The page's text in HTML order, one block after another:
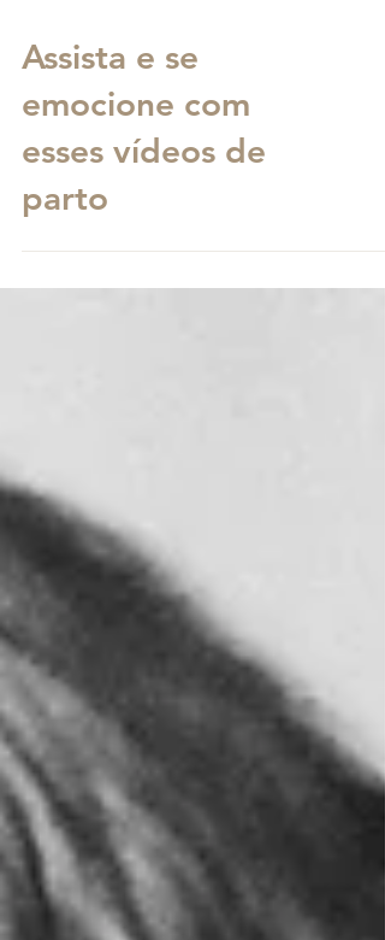
Assista e se
emocione com
esses vídeos de
parto